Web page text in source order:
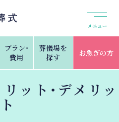
メニュー
プラン・
費用
葬儀場を
探す
お急ぎの方
ット・デメリッ
ト